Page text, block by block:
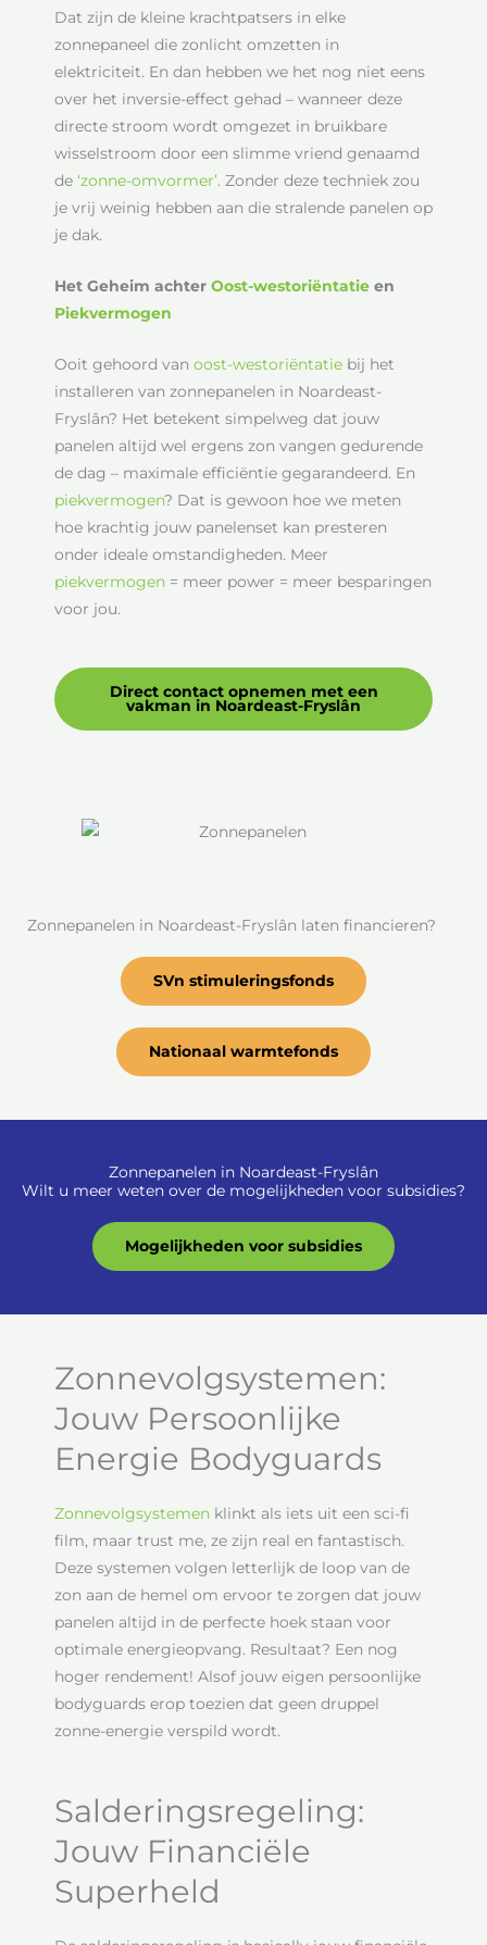
Dat zijn de kleine krachtpatsers in elke
zonnepaneel die zonlicht omzetten in
elektriciteit. En dan hebben we het nog niet eens
over het inversie-effect gehad – wanneer deze
directe stroom wordt omgezet in bruikbare
wisselstroom door een slimme vriend genaamd
de ‘zonne-omvormer’. Zonder deze techniek zou
je vrij weinig hebben aan die stralende panelen op
je dak.
Het Geheim achter Oost-westoriëntatie en
Piekvermogen
Ooit gehoord van oost-westoriëntatie bij het
installeren van zonnepanelen in Noardeast-
Fryslân? Het betekent simpelweg dat jouw
panelen altijd wel ergens zon vangen gedurende
de dag – maximale efficiëntie gegarandeerd. En
piekvermogen? Dat is gewoon hoe we meten
hoe krachtig jouw panelenset kan presteren
onder ideale omstandigheden. Meer
piekvermogen = meer power = meer besparingen
voor jou.
Direct contact opnemen met een
vakman in Noardeast-Fryslân
Zonnepanelen in Noardeast-Fryslân laten financieren?
SVn stimuleringsfonds
Nationaal warmtefonds
Zonnepanelen in Noardeast-Fryslân
Wilt u meer weten over de mogelijkheden voor subsidies?
Mogelijkheden voor subsidies
Zonnevolgsystemen:
Jouw Persoonlijke
Energie Bodyguards
Zonnevolgsystemen klinkt als iets uit een sci-fi
film, maar trust me, ze zijn real en fantastisch.
Deze systemen volgen letterlijk de loop van de
zon aan de hemel om ervoor te zorgen dat jouw
panelen altijd in de perfecte hoek staan voor
optimale energieopvang. Resultaat? Een nog
hoger rendement! Alsof jouw eigen persoonlijke
bodyguards erop toezien dat geen druppel
zonne-energie verspild wordt.
Salderingsregeling:
Jouw Financiële
Superheld